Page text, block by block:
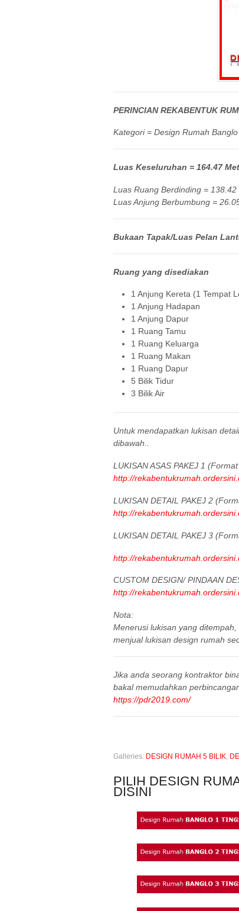
PERINCIAN REKABENTUK
Kategori = Design Rumah
Luas Keseluruhan = 164.47
Luas Ruang Berdinding =
Luas Anjung Berbumbung =
Bukaan Tapak/Luas Pelan
Ruang yang disediakan
1 Anjung Kereta (1 Tempat
1 Anjung Hadapan
1 Anjung Dapur
1 Ruang Tamu
1 Ruang Keluarga
1 Ruang Makan
1 Ruang Dapur
5 Bilik Tidur
3 Bilik Air
Untuk mendapatkan lukisan
dibawah..
LUKISAN ASAS PAKEJ 1
http://
LUKISAN DETAIL PAKEJ 2
http://
LUKISAN DETAIL PAKEJ 3
http://
CUSTOM DESIGN/ PINDAAN
http://
Nota:
Menerusi lukisan yang
menjual lukisan design rumah
Jika anda seorang kontraktor
bakal memudahkan
https://pdr2019.com/
Galleries: DESIGN RUMAH 5 BILIK
PILIH DESIGN
DISINI